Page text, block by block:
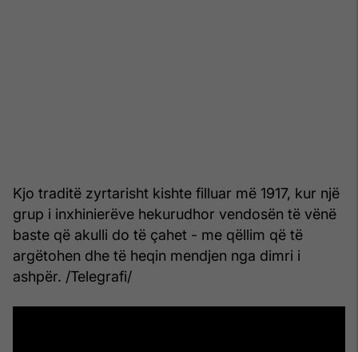
Kjo traditë zyrtarisht kishte filluar më 1917, kur një
grup i inxhinierëve hekurudhor vendosën të vënë
baste që akulli do të çahet - me qëllim që të
argëtohen dhe të heqin mendjen nga dimri i
ashpër. /Telegrafi/